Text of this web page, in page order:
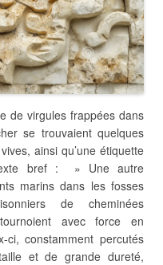
de virgules frappées dans
se trouvaient quelques
ainsi qu’une étiquette
texte bref : » Une autre
marins dans les fosses
de cheminées
avec force en
constamment percutés
et de grande dureté,